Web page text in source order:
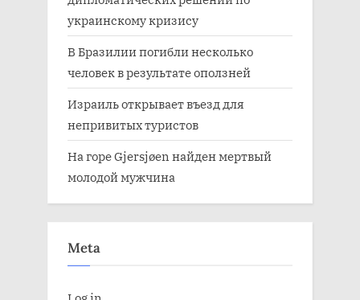
украинскому кризису
В Бразилии погибли несколько
человек в результате оползней
Израиль открывает въезд для
непривитых туристов
На горе Gjersjøen найден мертвый
молодой мужчина
Meta